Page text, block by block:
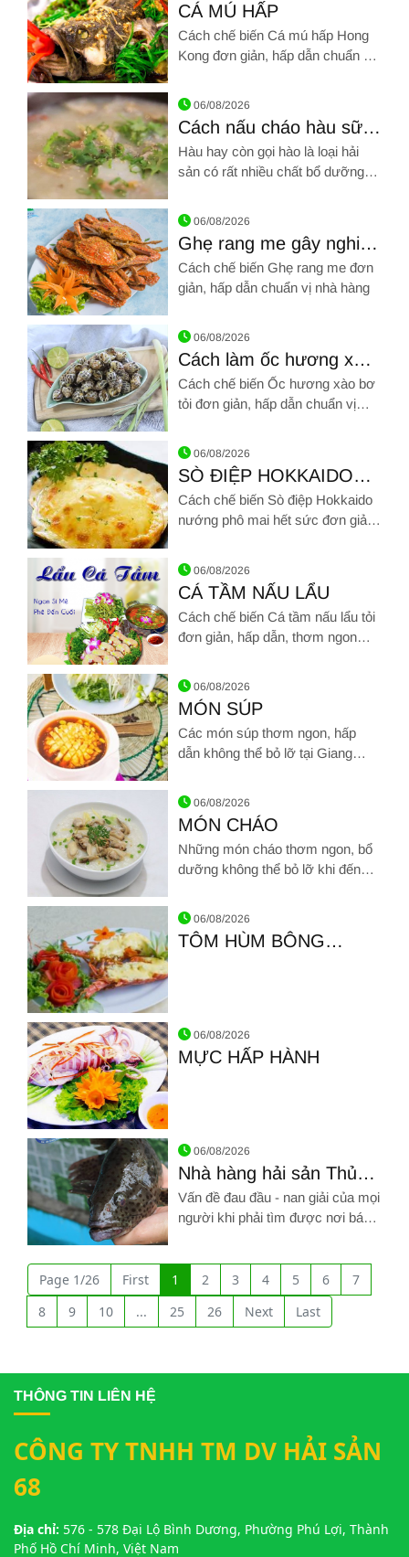
Hình ảnh về CÁ MÚ HẤP
CÁ MÚ HẤP
Cách chế biến Cá mú hấp Hong
Kong đơn giản, hấp dẫn chuẩn vị
Hình ảnh về Cách nấu cháo hàu sữa và cháo hàu hạt sen
06/08/2026
Cách nấu cháo hàu sữa
và cháo hàu hạt sen
Hàu hay còn gọi hào là loại hải
sản có rất nhiều chất bổ dưỡng.
món khác nhau, đặc biệt dùng
nấu cháo rất ngon
Hình ảnh về Ghẹ rang me gây nghiện nhâm nhi ngày cuối
06/08/2026
Ghẹ rang me gây nghiện
nhâm nhi ngày cuối tuần
Cách chế biến Ghẹ rang me đơn
giản, hấp dẫn chuẩn vị nhà hàng
Hình ảnh về Cách làm ốc hương xào bơ tỏi thơm lừng, đậm vị
06/08/2026
Cách làm ốc hương xào
bơ tỏi thơm lừng, đậm vị
siêu ngon
Cách chế biến Ốc hương xào bơ
tỏi đơn giản, hấp dẫn chuẩn vị
Hình ảnh về SÒ ĐIỆP HOKKAIDO NƯỚNG PHÔ MAI
06/08/2026
SÒ ĐIỆP HOKKAIDO
NƯỚNG PHÔ MAI
Cách chế biến Sò điệp Hokkaido
nướng phô mai hết sức đơn giản,
Hình ảnh về CÁ TẦM NẤU LẨU
06/08/2026
CÁ TẦM NẤU LẨU
Cách chế biến Cá tầm nấu lẩu tỏi
đơn giản, hấp dẫn, thơm ngon
Hình ảnh về MÓN SÚP
06/08/2026
MÓN SÚP
Các món súp thơm ngon, hấp
dẫn không thể bỏ lỡ tại Giang
Hình ảnh về MÓN CHÁO
06/08/2026
MÓN CHÁO
Những món cháo thơm ngon, bổ
dưỡng không thể bỏ lỡ khi đến
Hình ảnh về TÔM HÙM BÔNG NƯỚNG PHÔ MAI
06/08/2026
TÔM HÙM BÔNG
Hình ảnh về MỰC HẤP HÀNH
06/08/2026
MỰC HẤP HÀNH
06/08/2026
Nhà hàng hải sản Thủ
Dầu Một chất lượng với
nguyên liệu tươi mới
Vấn đề đau đầu - nan giải của mọi
người khi phải tìm được nơi bán
ĐÂY RỒI!!! Nhà hàng hải sản
Giang Ghẹ sẽ là địa điểm đáp
ứng được tất cả nhu cầu nói trên
Page 1/26 First 1 2 3 4 5 6
7
8
9 10 ... 25 26 Next Last
THÔNG TIN LIÊN HỆ
CÔNG TY TNHH TM DV HẢI SẢN
68
Địa chỉ: 576 - 578 Đại Lộ Bình Dương, Phường Phú Lợi, Thành
Phố Hồ Chí Minh, Việt Nam